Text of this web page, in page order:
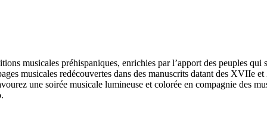
musicales préhispaniques, enrichies par l’apport des peuples
musicales redécouvertes dans des manuscrits datant des XVIIe
une soirée musicale lumineuse et colorée en compagnie des